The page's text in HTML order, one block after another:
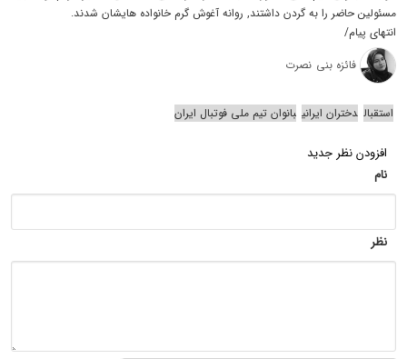
مسئولین حاضر را به گردن داشتند, روانه آغوش گرم خانواده هایشان شدند.
انتهای پیام/
فائزه بنی نصرت
استقبال دختران ایرانی بانوان تیم ملی فوتبال ایران
افزودن نظر جدید
نام
نظر